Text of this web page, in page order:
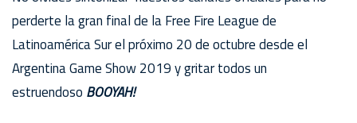
perderte la gran final de la Free Fire League de
Latinoamérica Sur el próximo 20 de octubre desde el
Argentina Game Show 2019 y gritar todos un
estruendoso BOOYAH!